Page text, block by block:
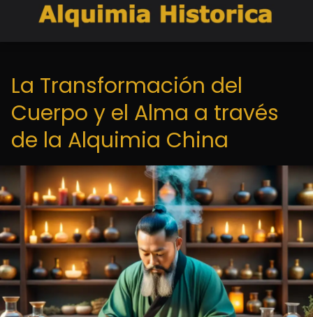
La Transformación del
Cuerpo y el Alma a través
de la Alquimia China